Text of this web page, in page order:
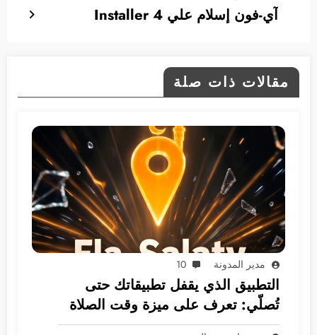
آي-فون إسلام علي Installer 4
مقالات ذات صلة
مدير المدونة 10
التطبيق الذي يقفل تطبيقاتك حتى
تُصلّي: تعرف على ميزة وقت الصلاة
الثورية